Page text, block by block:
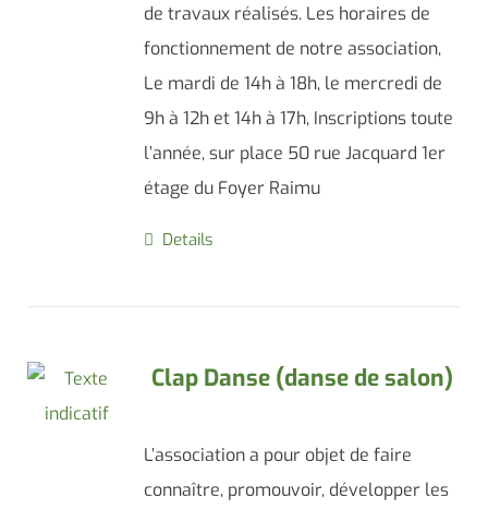
de travaux réalisés. Les horaires de
fonctionnement de notre association,
Le mardi de 14h à 18h, le mercredi de
9h à 12h et 14h à 17h, Inscriptions toute
l’année, sur place 50 rue Jacquard 1er
étage du Foyer Raimu
Details
Clap Danse (danse de salon)
L’association a pour objet de faire
connaître, promouvoir, développer les